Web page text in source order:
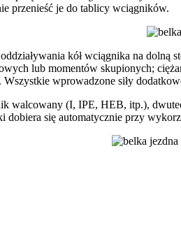
przenieść je do tablicy wciągników.
oddziaływania kół wciągnika na dolną
lub momentów skupionych;
wprowadzone siły
walcowany (I, IPE, HEB, itp.),
dobiera się automatycznie przy